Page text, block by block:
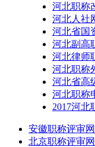
河北职称
河北人社
河北省国
河北副高
河北律师
河北职称
河北省高
河北职称
2017河北
安徽职称评审网
北京职称评审网